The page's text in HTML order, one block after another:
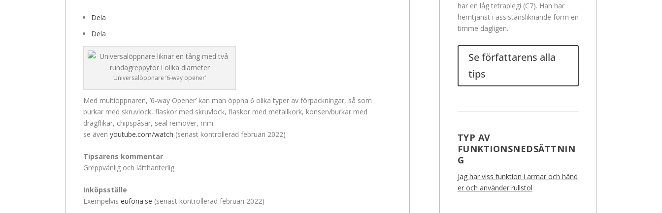
Dela
Dela
Universalöppnare ’6-way opener’
Med multiöppnaren, ’6-way Opener’ kan man öppna 6 olika typer av förpackningar, så som
burkar med skruvlock, flaskor med skruvlock, flaskor med metallkork, konservburkar med
dragflikar, chipspåsar, seal remover, mm.
se även youtube.com/watch (senast kontrollerad februari 2022)
Tipsarens kommentar
Greppvänlig och lätthanterlig
Inköpsställe
Exempelvis euforia.se (senast kontrollerad februari 2022)
har en låg tetraplegi (C7). Han har
hemtjänst i assistansliknande form en
timme dagligen.
Se författarens alla
tips
TYP AV
FUNKTIONSNEDSÄTTNIN
G
Jag har viss funktion i armar och händ
er och använder rullstol